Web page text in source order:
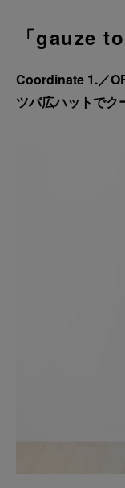
「gauze
Coordinate 1.／
ツバ広ハットでク